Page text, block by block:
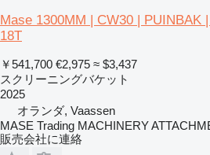
Mase 1300MM | CW30 | PUINBAK
18T
￥541,700 €2,975 ≈ $3,437
スクリーニングバケット
2025
オランダ, Vaassen
MASE Trading MACHINERY
販売会社に連絡